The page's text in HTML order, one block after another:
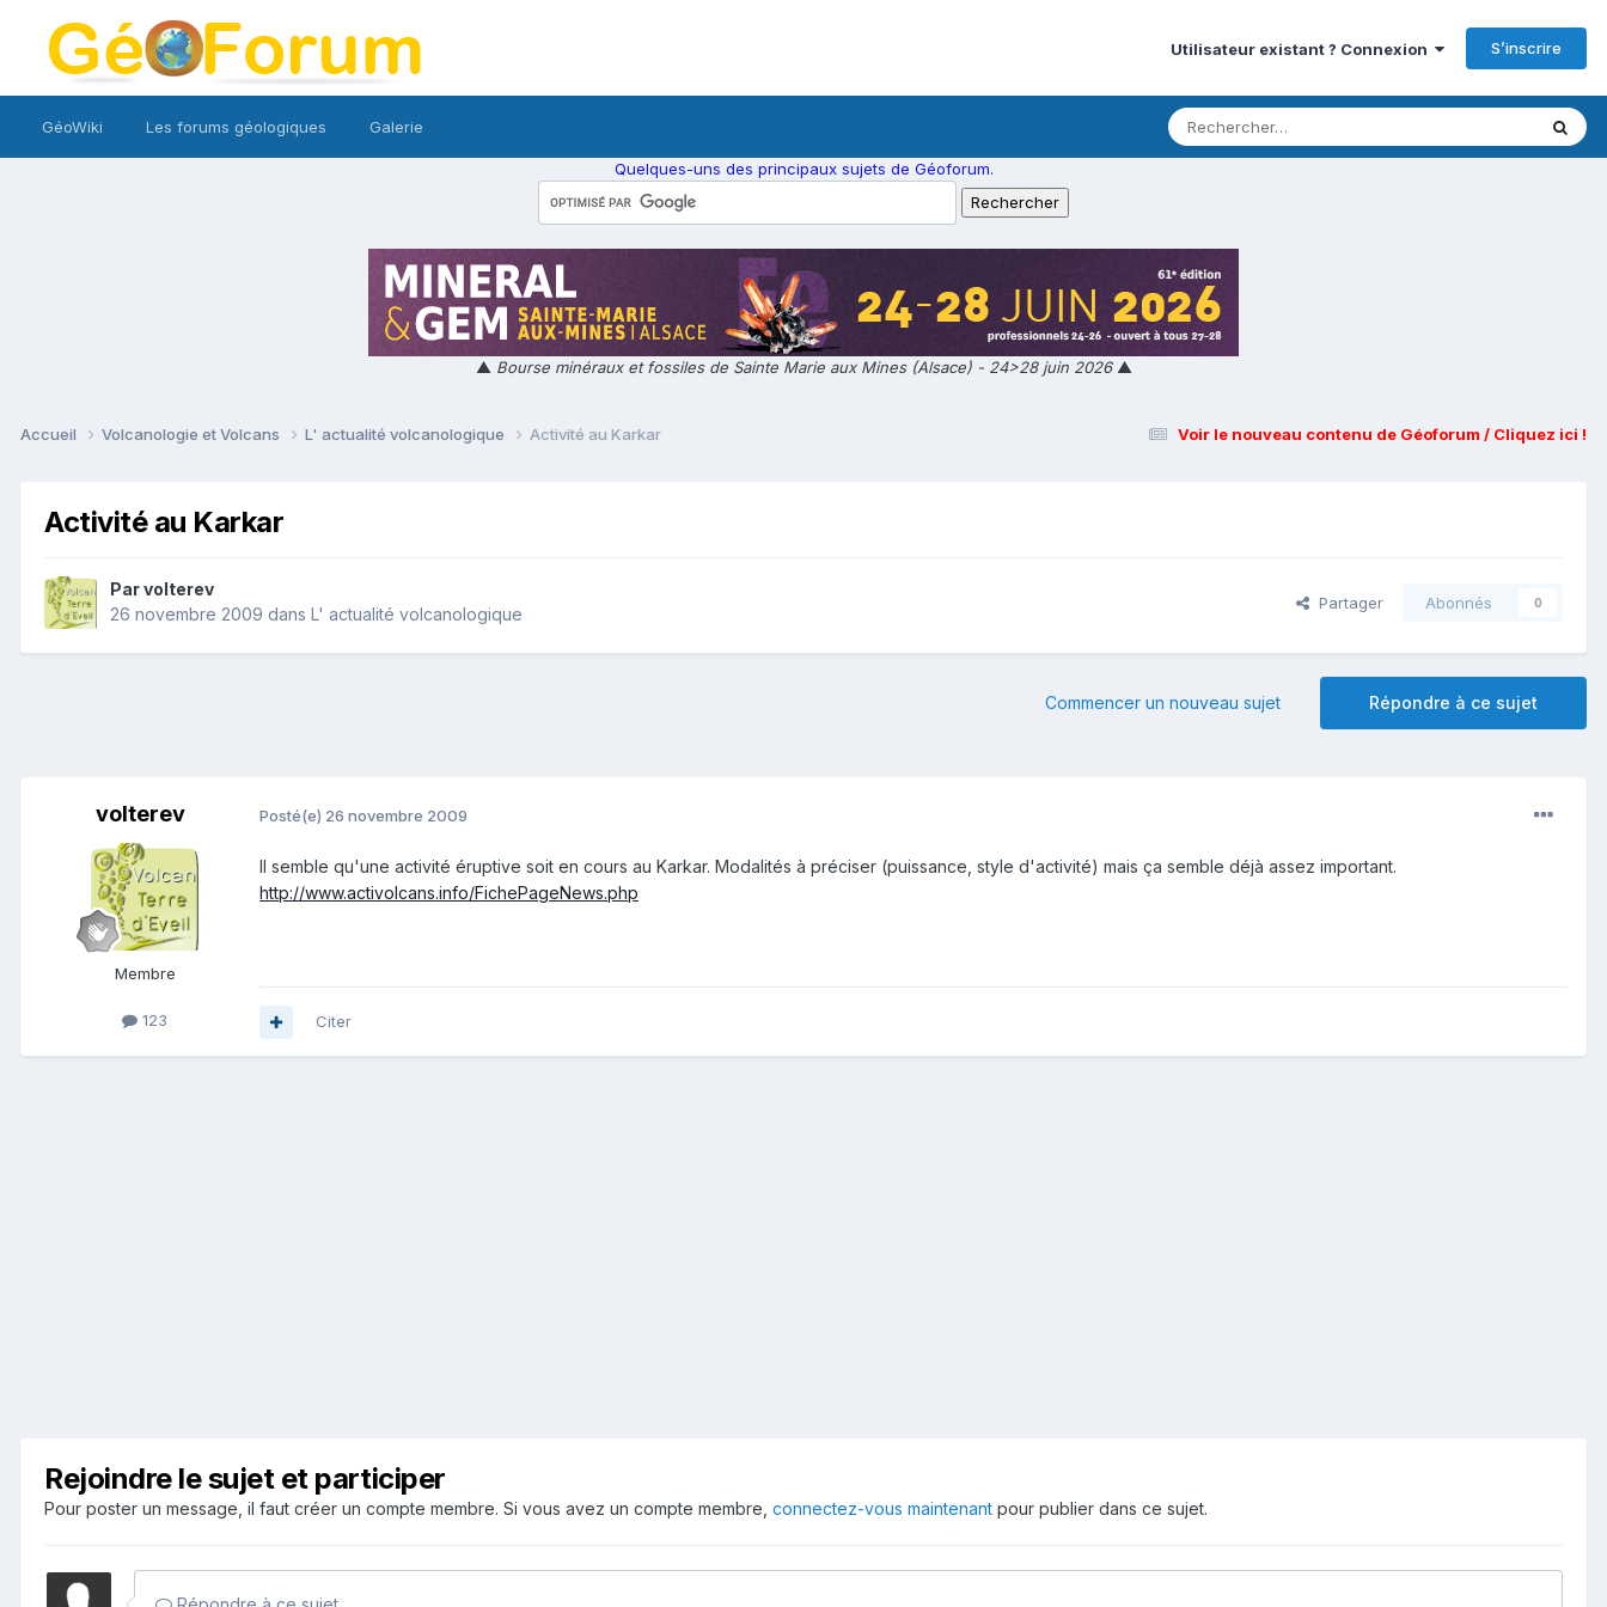
Utilisateur existant ? Connexion S’inscrire
GéoWiki Les forums géologiques Galerie
Quelques-uns des principaux sujets de Géoforum.
▲ Bourse minéraux et fossiles de Sainte Marie aux Mines (Alsace) - 24>28 juin 2026▲
Voir le nouveau contenu de Géoforum / Cliquez ici !
Accueil Volcanologie et Volcans L' actualité volcanologique Activité au Karkar
Activité au Karkar
Parvolterev
26 novembre 2009 dans L' actualité volcanologique
Partager Abonnés 0
Répondre à ce sujet
Commencer un nouveau sujet
volterev
Membre
123
Posté(e) 26 novembre 2009
Il semble qu'une activité éruptive soit en cours au Karkar. Modalités à préciser (puissance, style d'activité) mais ça semble déjà assez important.
http://www.activolcans.info/FichePageNews.php
Citer
Rejoindre le sujet et participer
Pour poster un message, il faut créer un compte membre. Si vous avez un compte membre, connectez-vous maintenant pour publier dans ce sujet.